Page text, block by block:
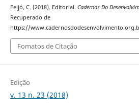
Feijó, C. (2018). Editorial. Cadernos Do
Recuperado de
https://
Fomatos de Citação
Edição
v. 13 n. 23 (2018)